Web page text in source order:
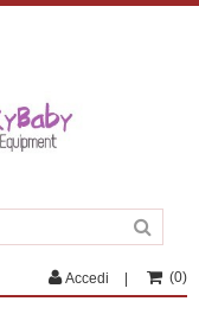
Accedi (0)